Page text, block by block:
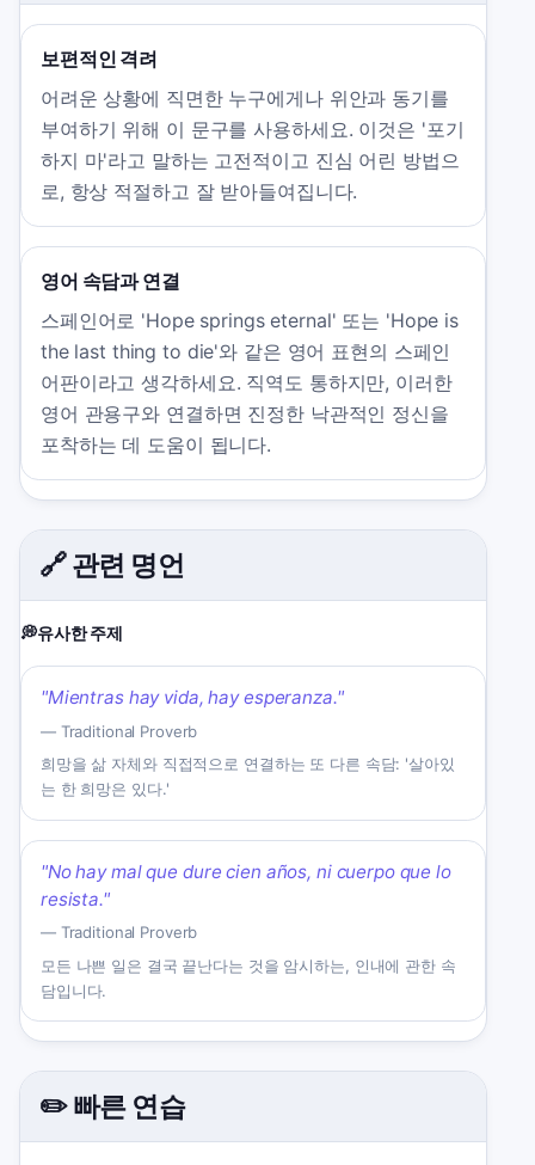
보편적인 격려
어려운 상황에 직면한 누구에게나 위안과 동기를
부여하기 위해 이 문구를 사용하세요. 이것은 '포기
하지 마'라고 말하는 고전적이고 진심 어린 방법으
로, 항상 적절하고 잘 받아들여집니다.
영어 속담과 연결
스페인어로 'Hope springs eternal' 또는 'Hope is
the last thing to die'와 같은 영어 표현의 스페인
어판이라고 생각하세요. 직역도 통하지만, 이러한
영어 관용구와 연결하면 진정한 낙관적인 정신을
포착하는 데 도움이 됩니다.
🔗 관련 명언
💭유사한 주제
"Mientras hay vida, hay esperanza."
— Traditional Proverb
희망을 삶 자체와 직접적으로 연결하는 또 다른 속담: '살아있
는 한 희망은 있다.'
"No hay mal que dure cien años, ni cuerpo que lo
resista."
— Traditional Proverb
모든 나쁜 일은 결국 끝난다는 것을 암시하는, 인내에 관한 속
담입니다.
✏️ 빠른 연습